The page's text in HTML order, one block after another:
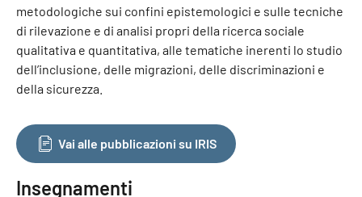
metodologiche sui confini epistemologici e sulle tecniche
di rilevazione e di analisi propri della ricerca sociale
qualitativa e quantitativa, alle tematiche inerenti lo studio
dell’inclusione, delle migrazioni, delle discriminazioni e
della sicurezza.
Vai alle pubblicazioni su IRIS
Insegnamenti